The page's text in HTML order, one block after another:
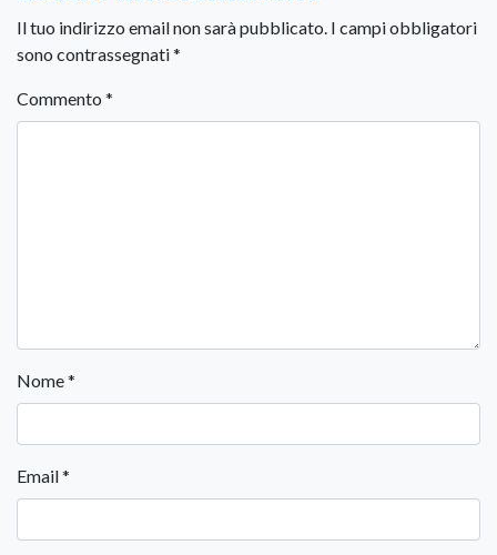
Il tuo indirizzo email non sarà pubblicato. I campi obbligatori
sono contrassegnati*
Commento *
Nome*
Email*